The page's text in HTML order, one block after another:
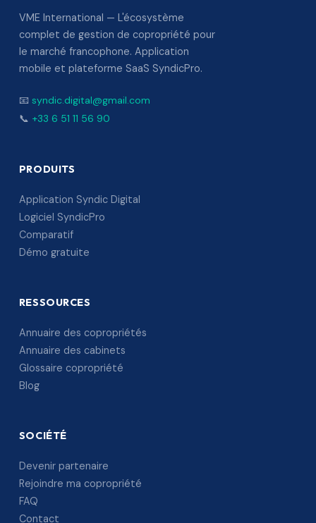
VME International — L'écosystème
complet de gestion de copropriété pour
le marché francophone. Application
mobile et plateforme SaaS SyndicPro.
📧 syndic.digital@gmail.com
📞 +33 6 51 11 56 90
PRODUITS
Application Syndic Digital
Logiciel SyndicPro
Comparatif
Démo gratuite
RESSOURCES
Annuaire des copropriétés
Annuaire des cabinets
Glossaire copropriété
Blog
SOCIÉTÉ
Devenir partenaire
Rejoindre ma copropriété
FAQ
Contact